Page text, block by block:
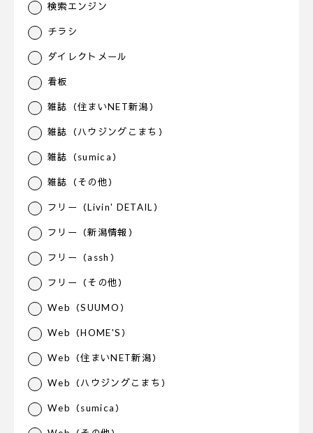
検索エンジン
チラシ
ダイレクトメール
看板
雑誌（住まいNET新潟）
雑誌（ハウジングこまち）
雑誌（sumica）
雑誌（その他）
フリー（Livin' DETAIL）
フリー（新潟情報）
フリー（assh）
フリー（その他）
Web（SUUMO）
Web（HOME'S）
Web（住まいNET新潟）
Web（ハウジングこまち）
Web（sumica）